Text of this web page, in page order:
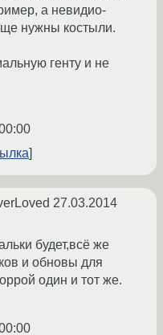
а невидио-
нужны костыли.
генту и не
27.03.2014
будет,всё же
и обновы для
один и тот же.